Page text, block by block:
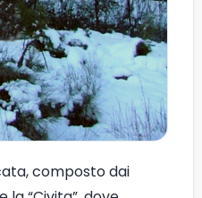
composto dai